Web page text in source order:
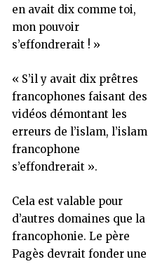
en avait dix comme toi,
mon pouvoir
s’effondrerait ! »
« S’il y avait dix prêtres
francophones faisant des
vidéos démontant les
erreurs de l’islam, l’islam
francophone
s’effondrerait ».
Cela est valable pour
d’autres domaines que la
francophonie. Le père
Pagès devrait fonder une